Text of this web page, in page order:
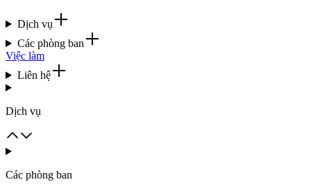
Dịch vụ
Các phòng ban
Việc làm
Liên hệ
Dịch vụ
Các phòng ban